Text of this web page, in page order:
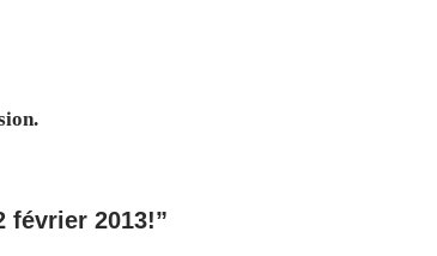
février 2013!”